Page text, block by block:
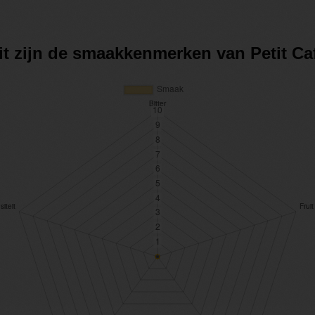
zijn de smaakkenmerken van Petit